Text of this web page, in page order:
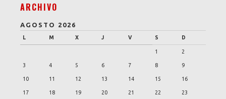
ARCHIVO
AGOSTO 2026
L M X J V S D
1 2
3 4 5 6 7 8 9
10 11 12 13 14 15 16
17 18 19 20 21 22 23